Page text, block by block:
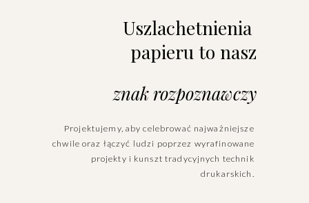
Uszlachetnienia
papieru to nasz
znak rozpoznawczy
Projektujemy, aby celebrować najważniejsze
chwile oraz łączyć ludzi poprzez wyrafinowane
projekty i kunszt tradycyjnych technik
drukarskich.